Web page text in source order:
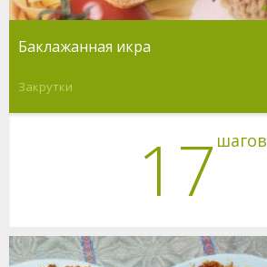
Баклажанная икра
Закрутки
17 шагов